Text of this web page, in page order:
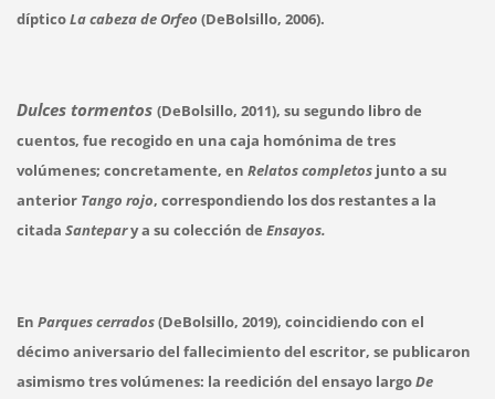
dípticoLa cabeza de Orfeo (DeBolsillo, 2006).
Dulces tormentos (DeBolsillo, 2011), su segundo libro de
cuentos, fue recogido en una caja homónima de tres
volúmenes; concretamente, en Relatos completosjunto a su
anterior Tango rojo, correspondiendo los dos restantes a la
citada Santepary a su colección de Ensayos.
En Parques cerrados(DeBolsillo, 2019), coincidiendo con el
décimo aniversario del fallecimiento del escritor, se publicaron
asimismo tres volúmenes: la reedición del ensayo largoDe